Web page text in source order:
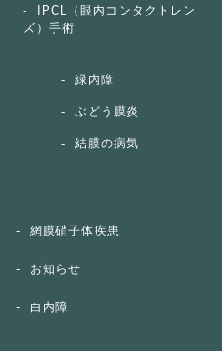
IPCL（眼内コンタクトレン
ズ）手術
緑内障
ぶどう膜炎
結膜の病気
網膜硝子体疾患
お知らせ
白内障